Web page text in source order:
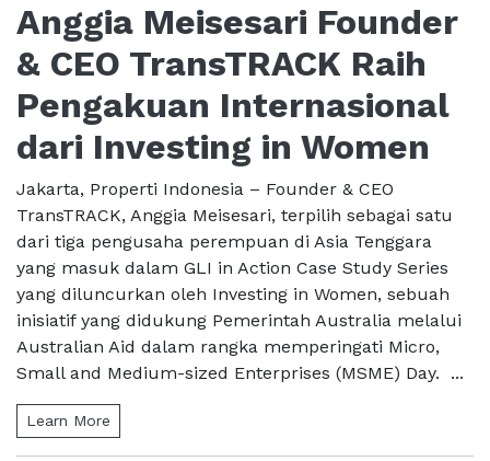
Anggia Meisesari Founder
& CEO TransTRACK Raih
Pengakuan Internasional
dari Investing in Women
Jakarta, Properti Indonesia – Founder & CEO
TransTRACK, Anggia Meisesari, terpilih sebagai satu
dari tiga pengusaha perempuan di Asia Tenggara
yang masuk dalam GLI in Action Case Study Series
yang diluncurkan oleh Investing in Women, sebuah
inisiatif yang didukung Pemerintah Australia melalui
Australian Aid dalam rangka memperingati Micro,
Small and Medium-sized Enterprises (MSME) Day. ...
Learn More